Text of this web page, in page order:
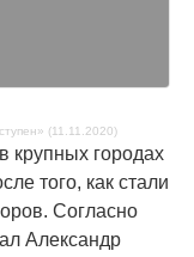
(11.11.2020)
крупных городах
того, как стали
Согласно
Александр